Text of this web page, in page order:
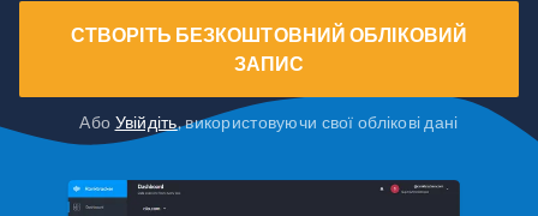
СТВОРІТЬ БЕЗКОШТОВНИЙ ОБЛІКОВИЙ
ЗАПИС
Або Увійдіть, використовуючи свої облікові дані